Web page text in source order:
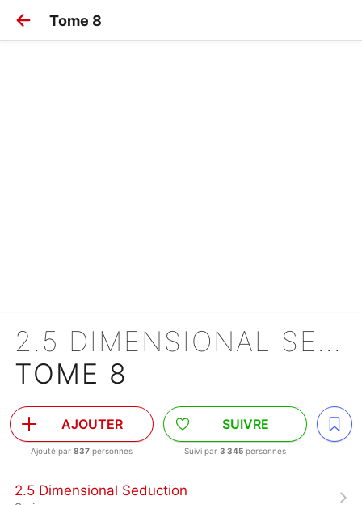
Tome 8
2.5 DIMENSIONAL SEDUCTION
TOME 8
AJOUTER
Ajouté par 837 personnes
SUIVRE
Suivi par 3 345 personnes
2.5 Dimensional Seduction